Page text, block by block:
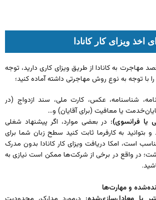
اخذ ویزای کار کانادا
مهاجرت به کانادا از طریق ویزای کاری دارید، توجه
با توجه به نوع روش مهاجرتی داشته آماده کنید؛
شناسنامه، عکس، کارت ملی، سند ازدواج (در
یا معافیت (برای آقایان) و…
یا فرانسوی): در بعضی موارد، اگر پیشنهاد شغلی
و بتوانید به کارفرما ثابت کنید سطح زبان شما برای
است، امکا دریافت ویزای کار کانادا بدون مدرک
در واقع در برخی از شرکت‌ها ممکن است نیازی به
و مهارت‌ها